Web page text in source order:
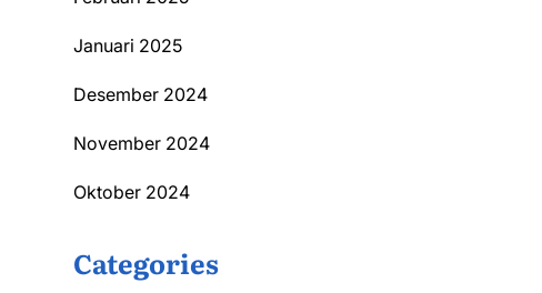
Januari 2025
Desember 2024
November 2024
Oktober 2024
Categories